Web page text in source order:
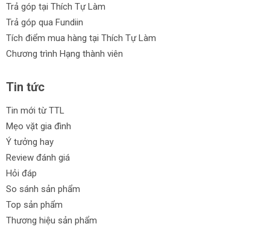
Trả góp tại Thích Tự Làm
Trả góp qua Fundiin
Tích điểm mua hàng tại Thích Tự Làm
Chương trình Hạng thành viên
Tin tức
Tin mới từ TTL
Mẹo vặt gia đình
Ý tưởng hay
Review đánh giá
Hỏi đáp
So sánh sản phẩm
Top sản phẩm
Thương hiệu sản phẩm